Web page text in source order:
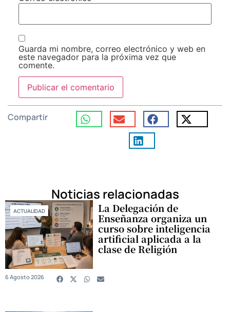
Guarda mi nombre, correo electrónico y web en
este navegador para la próxima vez que
comente.
Compartir
Noticias relacionadas
ACTUALIDAD La Delegación de
Enseñanza organiza un
curso sobre inteligencia
artificial aplicada a la
clase de Religión
6 Agosto 2026